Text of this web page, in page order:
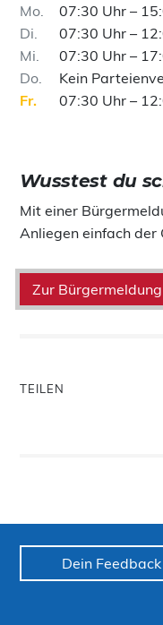
Mo
07:30 Uhr –
Di
07:30 Uhr –
Mi
07:30 Uhr –
Do
Kein
Fr
07:30 Uhr –
Wusstest du
Mit einer
Anliegen einfach der
Zur Bürgermeldung
TEILEN
Dein Feedback